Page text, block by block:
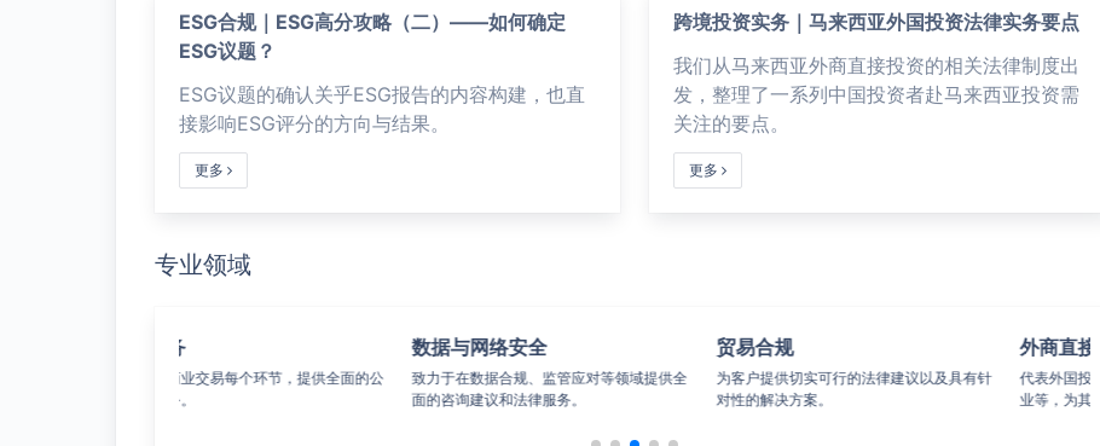
ESG合规｜ESG高分攻略（二）——如何确定
ESG议题？
ESG议题的确认关乎ESG报告的内容构建，也直
接影响ESG评分的方向与结果。
更多
跨境投资实务｜马来西亚外国投资法律实务要点
我们从马来西亚外商直接投资的相关法律制度出
发，整理了一系列中国投资者赴马来西亚投资需
关注的要点。
更多
专业领域
代表外国投资者助其在中国设立合资合作企
劳动人事
劳动专业团队能够提供全面的劳动法律服
务，处理劳动争议。
在知识产权业务领域经验包括咨询、申请、
许可、行政执法与诉讼。